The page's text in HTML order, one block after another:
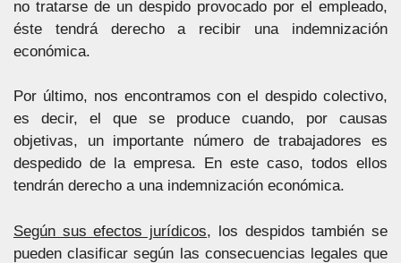
no tratarse de un despido provocado por el empleado,
éste tendrá derecho a recibir una indemnización
económica.
Por último, nos encontramos con el despido colectivo,
es decir, el que se produce cuando, por causas
objetivas, un importante número de trabajadores es
despedido de la empresa. En este caso, todos ellos
tendrán derecho a una indemnización económica.
Según sus efectos jurídicos, los despidos también se
pueden clasificar según las consecuencias legales que